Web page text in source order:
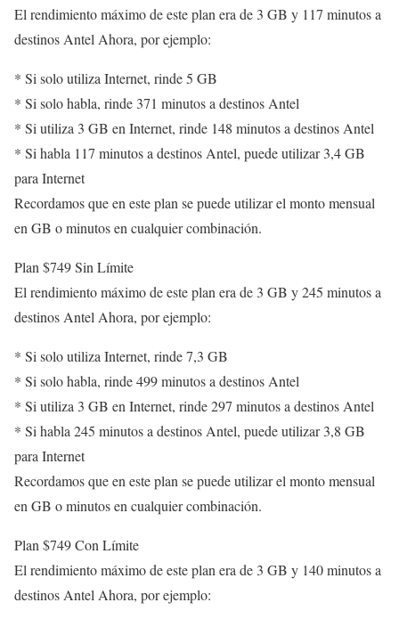
El rendimiento máximo de este plan era de 3 GB y 117 minutos a
destinos Antel Ahora, por ejemplo:
* Si solo utiliza Internet, rinde 5 GB
* Si solo habla, rinde 371 minutos a destinos Antel
* Si utiliza 3 GB en Internet, rinde 148 minutos a destinos Antel
* Si habla 117 minutos a destinos Antel, puede utilizar 3,4 GB
para Internet
Recordamos que en este plan se puede utilizar el monto mensual
en GB o minutos en cualquier combinación.
Plan $749 Sin Límite
El rendimiento máximo de este plan era de 3 GB y 245 minutos a
destinos Antel Ahora, por ejemplo:
* Si solo utiliza Internet, rinde 7,3 GB
* Si solo habla, rinde 499 minutos a destinos Antel
* Si utiliza 3 GB en Internet, rinde 297 minutos a destinos Antel
* Si habla 245 minutos a destinos Antel, puede utilizar 3,8 GB
para Internet
Recordamos que en este plan se puede utilizar el monto mensual
en GB o minutos en cualquier combinación.
Plan $749 Con Límite
El rendimiento máximo de este plan era de 3 GB y 140 minutos a
destinos Antel Ahora, por ejemplo: